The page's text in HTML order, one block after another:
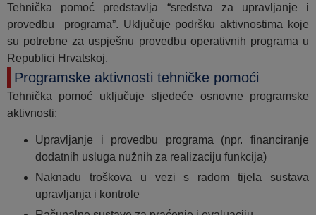
Tehnička pomoć predstavlja “sredstva za upravljanje i
provedbu programa”. Uključuje podršku aktivnostima koje
su potrebne za uspješnu provedbu operativnih programa u
Republici Hrvatskoj.
Programske aktivnosti tehničke pomoći
Tehnička pomoć uključuje sljedeće osnovne programske
aktivnosti:
Upravljanje i provedbu programa (npr. financiranje
dodatnih usluga nužnih za realizaciju funkcija)
Naknadu troškova u vezi s radom tijela sustava
upravljanja i kontrole